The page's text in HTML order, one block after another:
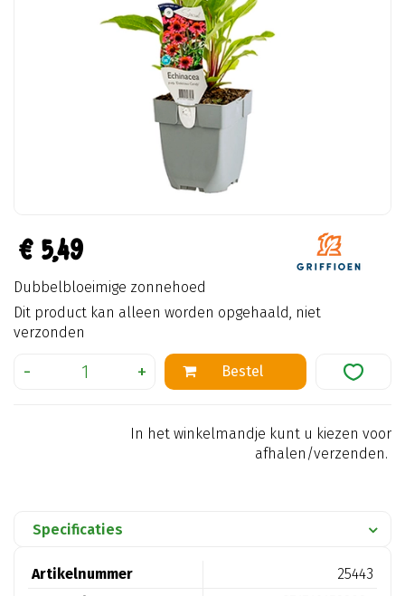
€ 5,49
Dubbelbloeimige zonnehoed
Dit product kan alleen worden opgehaald, niet
verzonden
In het winkelmandje kunt u kiezen voor
afhalen/verzenden.
Specificaties
Artikelnummer
25443